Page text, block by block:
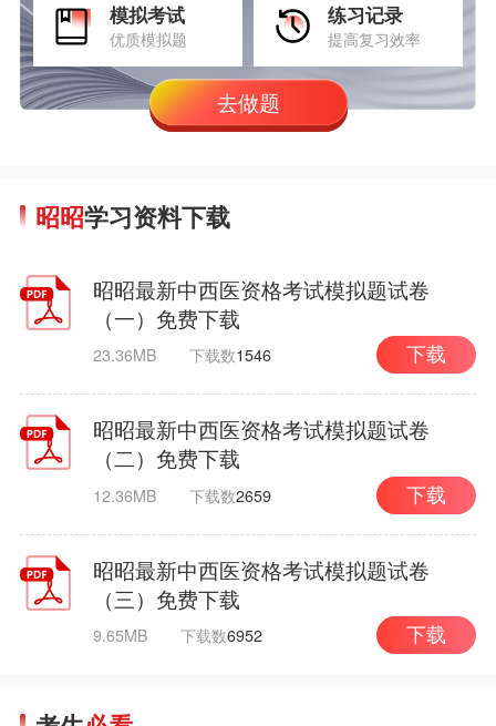
模拟考试
优质模拟题
练习记录
提高复习效率
去做题
昭昭学习资料下载
昭昭最新中西医资格考试模拟题试卷
（一）免费下载
23.36MB 下载数1546 下载
昭昭最新中西医资格考试模拟题试卷
（二）免费下载
12.36MB 下载数2659 下载
昭昭最新中西医资格考试模拟题试卷
（三）免费下载
9.65MB 下载数6952 下载